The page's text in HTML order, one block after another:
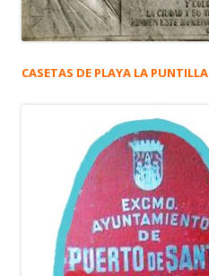
CASETAS DE PLAYA LA PUNTILLA